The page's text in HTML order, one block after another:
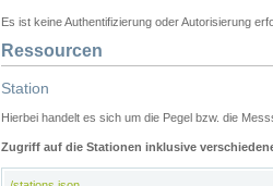
Es ist keine Authentifizierung oder Autorisierung
Ressourcen
Station
Hierbei handelt es sich um die Pegel bzw. die
Zugriff auf die Stationen inklusive